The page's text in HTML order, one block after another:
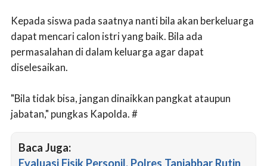
Kepada siswa pada saatnya nanti bila akan berkeluarga
dapat mencari calon istri yang baik. Bila ada
permasalahan di dalam keluarga agar dapat
diselesaikan.
"Bila tidak bisa, jangan dinaikkan pangkat ataupun
jabatan," pungkas Kapolda. #
Baca Juga:
Evaluasi Fisik Personil, Polres Tanjabbar Rutin